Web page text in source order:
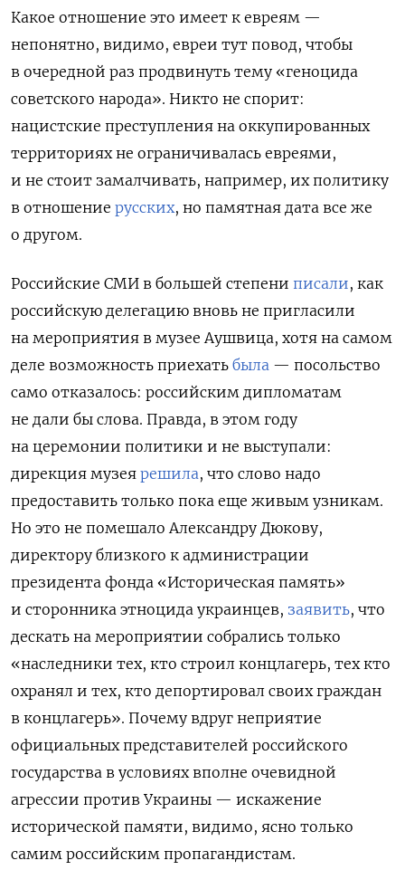
Какое отношение это имеет к евреям —
непонятно, видимо, евреи тут повод, чтобы
в очередной раз продвинуть тему «геноцида
советского народа». Никто не спорит:
нацистские преступления на оккупированных
территориях не ограничивалась евреями,
и не стоит замалчивать, например, их политику
в отношение русских, но памятная дата все же
о другом.
Российские СМИ в большей степени писали, как
российскую делегацию вновь не пригласили
на мероприятия в музее Аушвица, хотя на самом
деле возможность приехать была — посольство
само отказалось: российским дипломатам
не дали бы слова. Правда, в этом году
на церемонии политики и не выступали:
дирекция музея решила, что слово надо
предоставить только пока еще живым узникам.
Но это не помешало Александру Дюкову,
директору близкого к администрации
президента фонда «Историческая память»
и сторонника этноцида украинцев, заявить, что
дескать на мероприятии собрались только
«наследники тех, кто строил концлагерь, тех кто
охранял и тех, кто депортировал своих граждан
в концлагерь». Почему вдруг неприятие
официальных представителей российского
государства в условиях вполне очевидной
агрессии против Украины — искажение
исторической памяти, видимо, ясно только
самим российским пропагандистам.